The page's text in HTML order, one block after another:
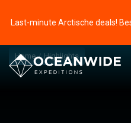
Last-minute Arctische deals!
Home Highlights